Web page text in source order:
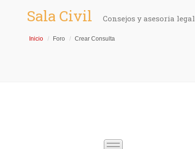
Sala Civil Consejos y asesoria legal
Inicio Foro Crear Consulta